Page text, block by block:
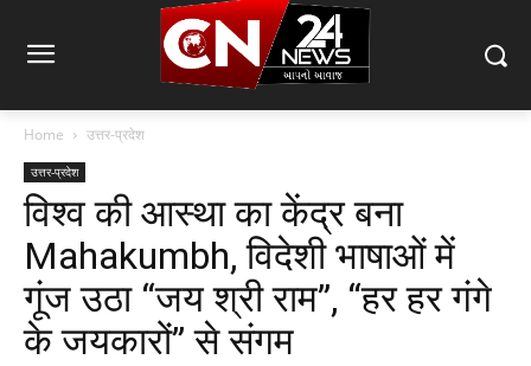
Home उत्तर-प्रदेश
उत्तर-प्रदेश
विश्व की आस्था का केंद्र बना
Mahakumbh, विदेशी भाषाओं में
गूंज उठा “जय श्री राम”, “हर हर गंगे
के जयकारों” से संगम